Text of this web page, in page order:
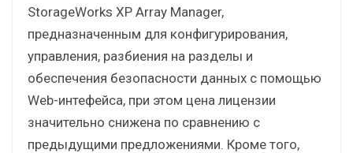
StorageWorks XP Array Manager,
предназначенным для конфигурирования,
управления, разбиения на разделы и
обеспечения безопасности данных с помощью
Web-интефейса, при этом цена лицензии
значительно снижена по сравнению с
предыдущими предложениями. Кроме того,